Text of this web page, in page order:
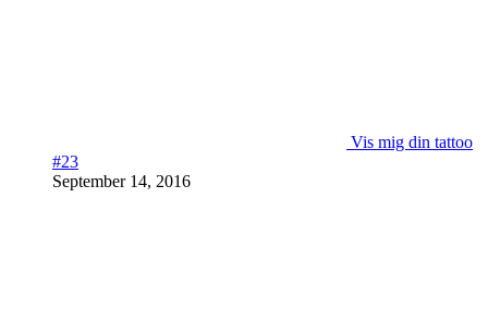
Vis mig din tattoo
#23
September 14, 2016